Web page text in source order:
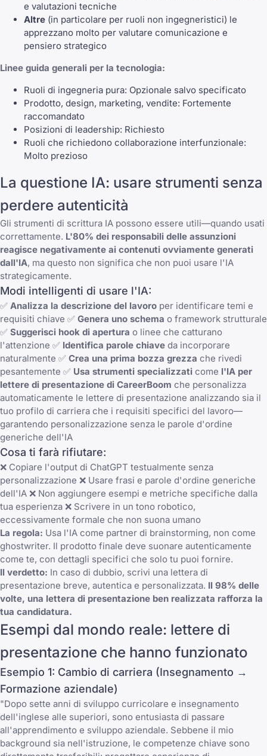
e valutazioni tecniche
Altre (in particolare per ruoli non ingegneristici) le
apprezzano molto per valutare comunicazione e
pensiero strategico
Linee guida generali per la tecnologia:
Ruoli di ingegneria pura: Opzionale salvo specificato
Prodotto, design, marketing, vendite: Fortemente
raccomandato
Posizioni di leadership: Richiesto
Ruoli che richiedono collaborazione interfunzionale:
Molto prezioso
La questione IA: usare strumenti senza
perdere autenticità
Gli strumenti di scrittura IA possono essere utili—quando usati
correttamente. L'80% dei responsabili delle assunzioni
reagisce negativamente ai contenuti ovviamente generati
dall'IA, ma questo non significa che non puoi usare l'IA
strategicamente.
Modi intelligenti di usare l'IA:
✅ Analizza la descrizione del lavoro per identificare temi e
requisiti chiave ✅ Genera uno schema o framework strutturale
✅ Suggerisci hook di apertura o linee che catturano
l'attenzione ✅ Identifica parole chiave da incorporare
naturalmente ✅ Crea una prima bozza grezza che rivedi
pesantemente ✅ Usa strumenti specializzati come l'IA per
lettere di presentazione di CareerBoom che personalizza
automaticamente le lettere di presentazione analizzando sia il
tuo profilo di carriera che i requisiti specifici del lavoro—
garantendo personalizzazione senza le parole d'ordine
generiche dell'IA
Cosa ti farà rifiutare:
❌ Copiare l'output di ChatGPT testualmente senza
personalizzazione ❌ Usare frasi e parole d'ordine generiche
dell'IA ❌ Non aggiungere esempi e metriche specifiche dalla
tua esperienza ❌ Scrivere in un tono robotico,
eccessivamente formale che non suona umano
La regola: Usa l'IA come partner di brainstorming, non come
ghostwriter. Il prodotto finale deve suonare autenticamente
come te, con dettagli specifici che solo tu puoi fornire.
Il verdetto: In caso di dubbio, scrivi una lettera di
presentazione breve, autentica e personalizzata. Il 98% delle
volte, una lettera di presentazione ben realizzata rafforza la
tua candidatura.
Esempi dal mondo reale: lettere di
presentazione che hanno funzionato
Esempio 1: Cambio di carriera (Insegnamento →
Formazione aziendale)
"Dopo sette anni di sviluppo curricolare e insegnamento
dell'inglese alle superiori, sono entusiasta di passare
all'apprendimento e sviluppo aziendale. Sebbene il mio
background sia nell'istruzione, le competenze chiave sono